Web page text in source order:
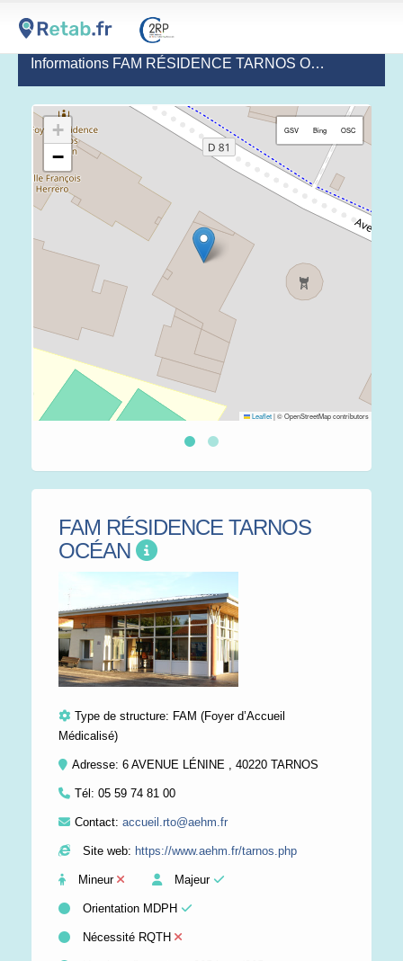
Informations FAM RÉSIDENCE TARNOS OCÉAN
+
−
GSV Bing OSC
Leaflet|© OpenStreetMap contributors
FAM RÉSIDENCE TARNOS
OCÉAN
Type de structure: FAM (Foyer d’Accueil
Médicalisé)
Adresse: 6 AVENUE LÉNINE , 40220 TARNOS
Tél: 05 59 74 81 00
Contact: accueil.rto@aehm.fr
Site web: https://www.aehm.fr/tarnos.php
Mineur Majeur
Orientation MDPH
Nécessité RQTH